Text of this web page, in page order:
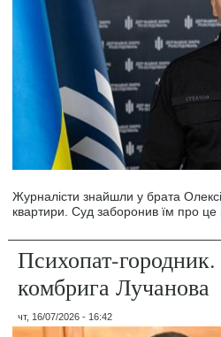
Журналісти знайшли у брата
квартири. Суд заборонив їм про це
Психопат-
комбрига Лучанова
чт, 16/07/2026 - 16:42